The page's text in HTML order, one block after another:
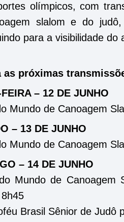
olímpicos, com
slalom e do judô,
para a visibilidade do
as próximas
– 12 DE JUNHO
Mundo de Canoagem
– 13 DE JUNHO
Mundo de Canoagem
– 14 DE JUNHO
Mundo de Canoagem
Brasil Sênior de Judô